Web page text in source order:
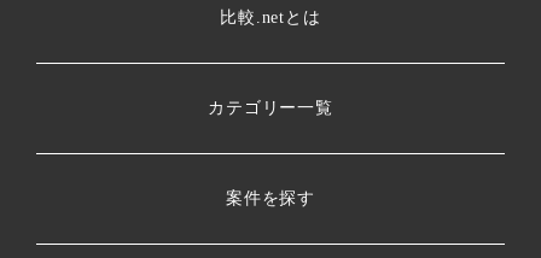
比較.netとは
カテゴリー一覧
案件を探す